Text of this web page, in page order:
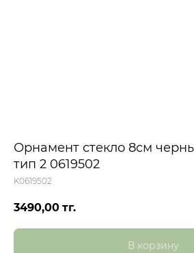
Орнамент стекло 8см
тип 2 0619502
K0619502
3490,00 тг.
В корзину